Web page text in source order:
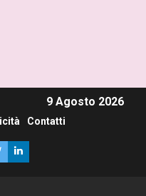
9 Agosto 2026
Contatti